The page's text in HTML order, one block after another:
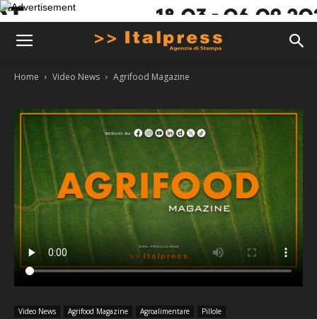
Home Video News Agrifood Magazine
Video News Agrifood Magazine Agroalimentare Pillole